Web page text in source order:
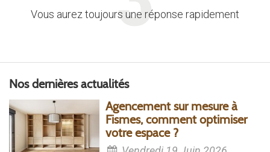
Vous aurez toujours une réponse rapidement
Nos dernières actualités
Agencement sur mesure à
Fismes, comment optimiser
votre espace ?